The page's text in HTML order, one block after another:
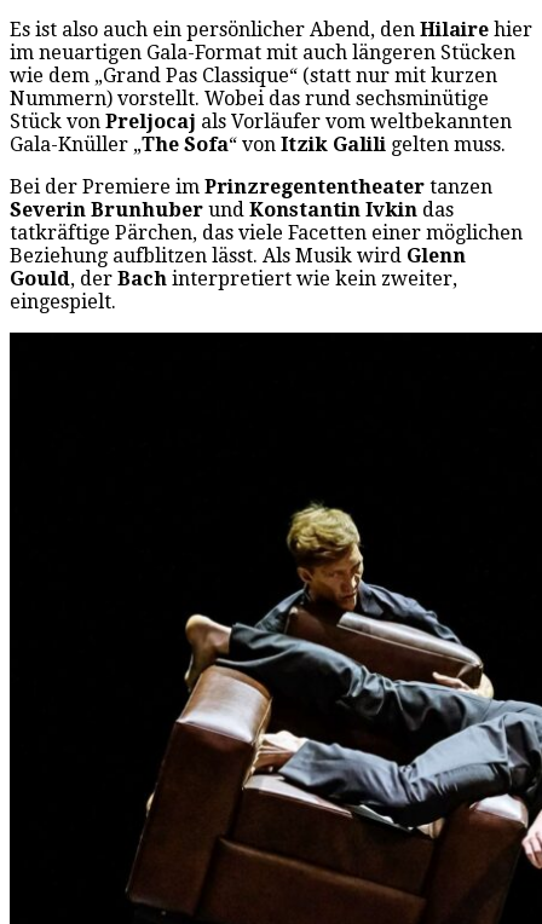
Es ist also auch ein persönlicher Abend, den Hilaire hier
im neuartigen Gala-Format mit auch längeren Stücken
wie dem „Grand Pas Classique“ (statt nur mit kurzen
Nummern) vorstellt. Wobei das rund sechsminütige
Stück von Preljocaj als Vorläufer vom weltbekannten
Gala-Knüller „The Sofa“ von Itzik Galili gelten muss.
Bei der Premiere im Prinzregententheater tanzen
Severin Brunhuber und Konstantin Ivkin das
tatkräftige Pärchen, das viele Facetten einer möglichen
Beziehung aufblitzen lässt. Als Musik wird Glenn
Gould, der Bach interpretiert wie kein zweiter,
eingespielt.